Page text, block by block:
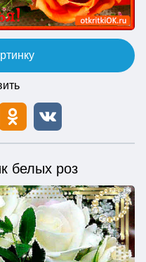
белых роз